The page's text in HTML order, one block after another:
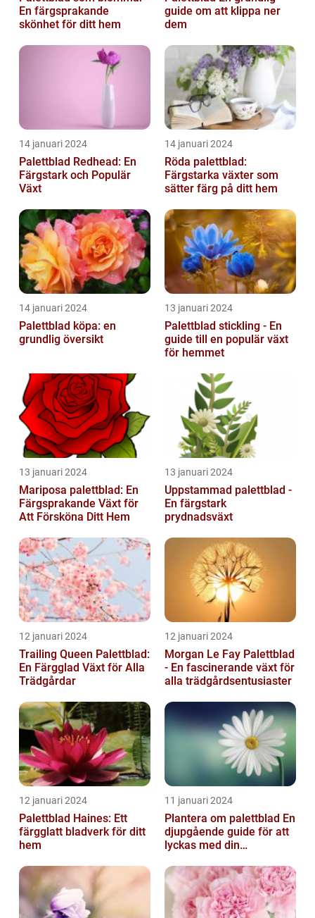
En färgsprakande
skönhet för ditt hem
guide om att klippa ner
dem
14 januari 2024
Palettblad Redhead: En
Färgstark och Populär
Växt
14 januari 2024
Röda palettblad:
Färgstarka växter som
sätter färg på ditt hem
14 januari 2024
Palettblad köpa: en
grundlig översikt
13 januari 2024
Palettblad stickling - En
guide till en populär växt
för hemmet
13 januari 2024
Mariposa palettblad: En
Färgsprakande Växt för
Att Försköna Ditt Hem
13 januari 2024
Uppstammad palettblad -
En färgstark
prydnadsväxt
12 januari 2024
Trailing Queen Palettblad:
En Färgglad Växt för Alla
Trädgårdar
12 januari 2024
Morgan Le Fay Palettblad
- En fascinerande växt för
alla trädgårdsentusiaster
12 januari 2024
Palettblad Haines: Ett
färgglatt bladverk för ditt
hem
11 januari 2024
Plantera om palettblad En
djupgående guide för att
lyckas med din